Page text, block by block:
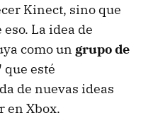
Kinect, sino que
La idea de
como un grupo de
que esté
de nuevas ideas
en Xbox.